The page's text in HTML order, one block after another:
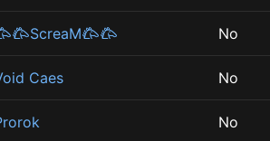
No
Caes No
No